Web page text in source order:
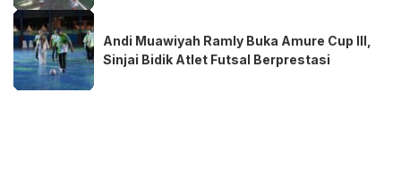
Andi Muawiyah Ramly Buka Amure Cup III,
Sinjai Bidik Atlet Futsal Berprestasi